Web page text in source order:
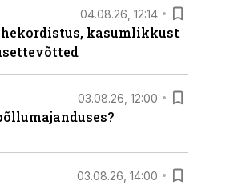
04.08.26, 12:14
kasumlikkust
03.08.26, 12:00
03.08.26, 14:00